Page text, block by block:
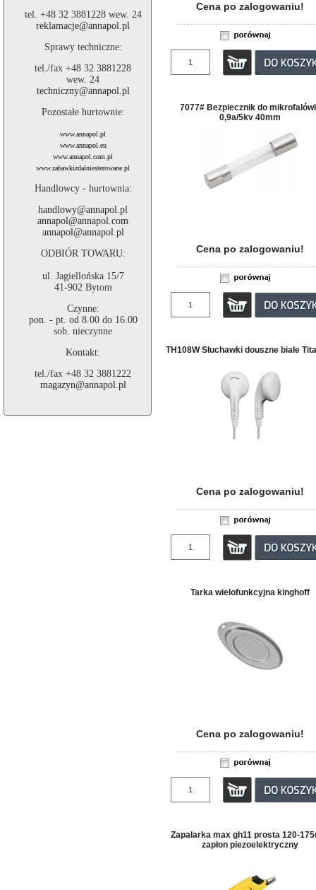
tel. +48 32 3881228 wew. 24
reklamacje@annapol.pl
Sprawy techniczne:
tel./fax +48 32 3881228
wew. 24
techniczny@annapol.pl
Pozostałe hurtownie:
www.annapol.pl
www.annapol.eu
www.annapol.com.pl
www.zabawkizdalniesterowane.pl
Handlowcy - hurtownia:
handlowy@annapol.pl
annapol@annapol.com
annapol@annapol.pl
ODBIÓR TOWARU:
ul. Jagiellońska 15/7
41-902 Bytom
Czynne:
pon. - pt. od 8.00 do 16.00
sob. nieczynne
Kontakt:
tel./fax +48 32 3881222
magazyn@annapol.pl
Cena po zalogowaniu!
7077# Bezpiecznik do
0,9a/5kv 40mm
Cena po zalogowaniu!
TH108W Słuchawki douszne białe
Cena po zalogowaniu!
Tarka wielofunkcyjna kinghoff
Cena po zalogowaniu!
Zapalarka max gh11 prosta 120-
zapłon piezoelektryczny